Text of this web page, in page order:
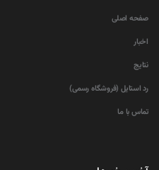
صفحه اصلی
اخبار
نتایج
رد استایل (فروشگاه رسمی)
تماس با ما